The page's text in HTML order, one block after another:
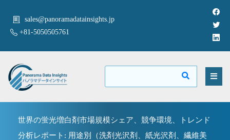
sales@panoramadatainsights.jp
+81-5050505761
世界の蛍光増白剤市場規模シェア、競争環境、トレンド
分析レポート: 用途別（洗剤光沢剤、紙光沢剤、繊維美